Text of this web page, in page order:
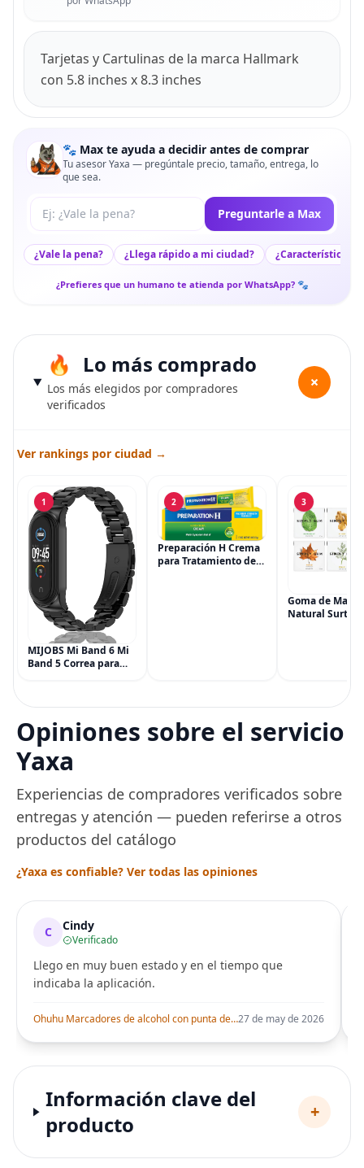
Tarjetas y Cartulinas de la marca Hallmark
con 5.8 inches x 8.3 inches
🐾 Max te ayuda a decidir antes de comprar
Tu asesor Yaxa — pregúntale precio, tamaño, entrega, lo
que sea.
Tu pregunta a Max Preguntarle a Max
¿Vale la pena? ¿Llega rápido a mi ciudad? ¿Características
¿Prefieres que un humano te atienda por WhatsApp? 🐾
Lo más comprado
Los más elegidos por compradores
verificados
+
Ver rankings por ciudad →
1
MIJOBS Mi Band 6 Mi
Band 5 Correa para
de metal para Mi
Smart Band 6
2
Preparación H Crema
para Tratamiento de
3
Goma de
Natural
Opiniones sobre el servicio
Yaxa
Experiencias de compradores verificados sobre
entregas y atención — pueden referirse a otros
productos del catálogo
¿Yaxa es confiable? Ver todas las opiniones
C Cindy
Verificado
Llego en muy buen estado y en el tiempo que
indicaba la aplicación.
Ohuhu Marcadores de alcohol con punta de pincel – Juego de marcadores artísticos de doble punta con certificación AP para artistas adultos27 de may de 2026
Información clave del
producto
+